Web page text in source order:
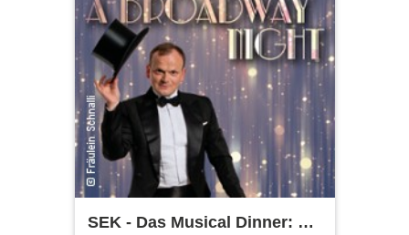
SEK - Das Musical Dinner: A